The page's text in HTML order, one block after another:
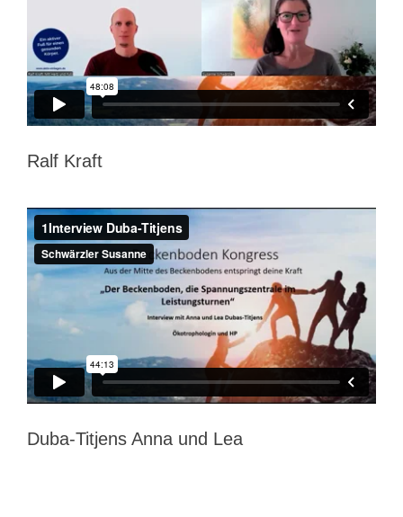
Ralf Kraft
Duba-Titjens Anna und Lea